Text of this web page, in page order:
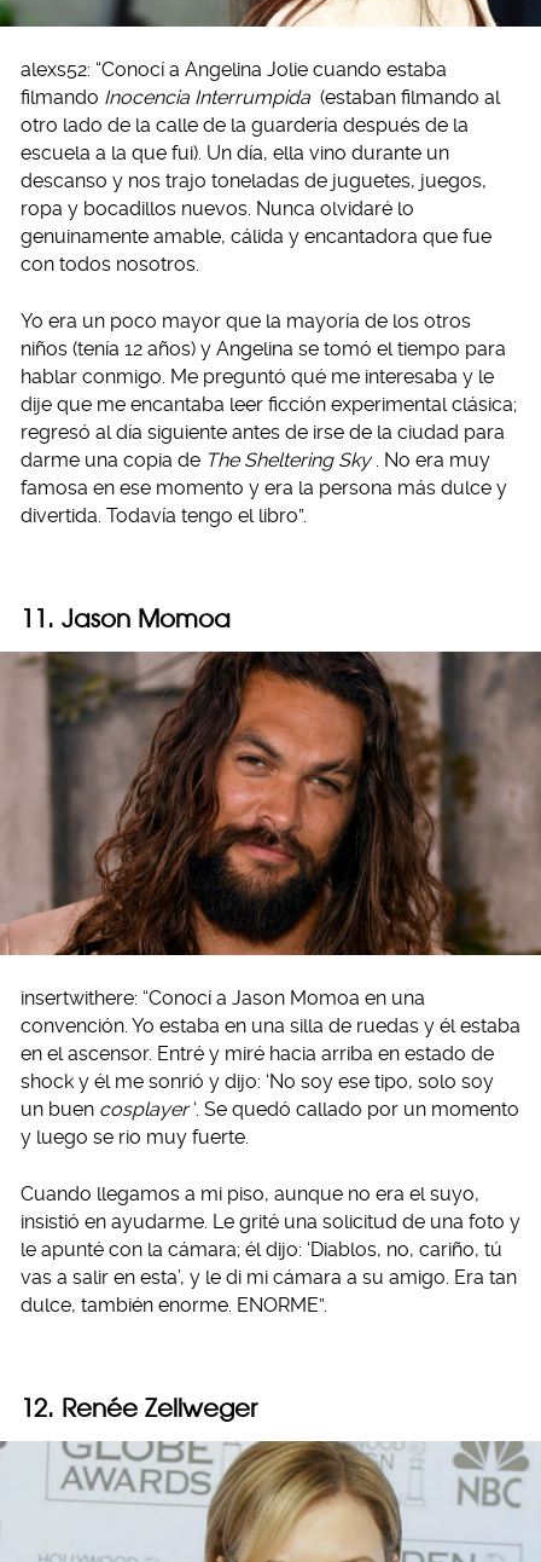
alexs52: “Conocí a Angelina Jolie cuando estaba
filmando Inocencia Interrumpida (estaban filmando al
otro lado de la calle de la guardería después de la
escuela a la que fui). Un día, ella vino durante un
descanso y nos trajo toneladas de juguetes, juegos,
ropa y bocadillos nuevos. Nunca olvidaré lo
genuinamente amable, cálida y encantadora que fue
con todos nosotros.
Yo era un poco mayor que la mayoría de los otros
niños (tenía 12 años) y Angelina se tomó el tiempo para
hablar conmigo. Me preguntó qué me interesaba y le
dije que me encantaba leer ficción experimental clásica;
regresó al día siguiente antes de irse de la ciudad para
darme una copia de The Sheltering Sky
. No era muy
famosa en ese momento y era la persona más dulce y
divertida. Todavía tengo el libro”.
11. Jason Momoa
insertwithere: “Conocí a Jason Momoa en una
convención. Yo estaba en una silla de ruedas y él estaba
en el ascensor. Entré y miré hacia arriba en estado de
shock y él me sonrió y dijo: ‘No soy ese tipo, solo soy
un buen cosplayer ‘. Se quedó callado por un momento
y luego se rio muy fuerte.
Cuando llegamos a mi piso, aunque no era el suyo,
insistió en ayudarme. Le grité una solicitud de una foto y
le apunté con la cámara; él dijo: ‘Diablos, no, cariño, tú
vas a salir en esta’, y le di mi cámara a su amigo. Era tan
dulce, también enorme. ENORME”.
12. Renée Zellweger